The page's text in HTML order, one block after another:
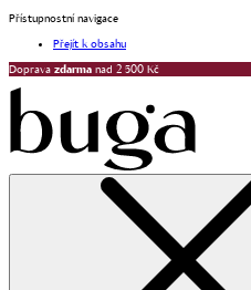
Přístupnostní navigace
Přejít k obsahu
Doprava zdarma nad 2 500 Kč